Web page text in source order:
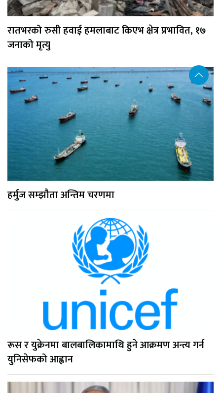
रातभरको रुसी हवाई हमलाबाट किएभ क्षेत्र प्रभावित, १७
जनाको मृत्यु
हर्मुज सम्झौता अन्तिम चरणमा
रूस र युक्रेनमा बालबालिकामाथि हुने आक्रमण अन्त्य गर्न
युनिसेफको आह्वान